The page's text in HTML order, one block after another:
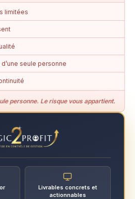
limitées
seule personne
personne. Le risque vous appartient.
Livrables concrets et
actionnables